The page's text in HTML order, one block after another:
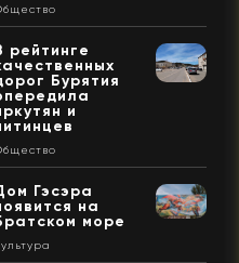
рейтинге
Бурятия
и
Гэсэра
на
море